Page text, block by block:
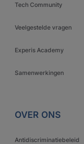
Tech Community
Veelgestelde vragen
Experis Academy
Samenwerkingen
OVER ONS
Antidiscriminatiebeleid